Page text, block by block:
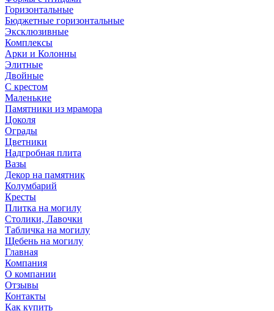
Горизонтальные
Бюджетные горизонтальные
Эксклюзивные
Комплексы
Арки и Колонны
Элитные
Двойные
С крестом
Маленькие
Памятники из мрамора
Цоколя
Ограды
Цветники
Надгробная плита
Вазы
Декор на памятник
Колумбарий
Кресты
Плитка на могилу
Столики, Лавочки
Табличка на могилу
Щебень на могилу
Главная
Компания
О компании
Отзывы
Контакты
Как купить